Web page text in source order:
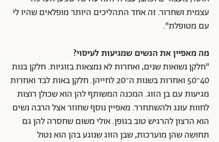
עצמית ושחרור. זה אחד התהליכים היותר מופלאים שהיו לי
עם מטופלת".
מה מאפיין את הנשים שמגיעות לעיסוי?
"חלקן נשואות שנים, ואחרות לא נמצאות בזוגיות. חלקן בנות
40־50 ואחרות בשנות ה־20 לחייהן. חלקן באות לבד ואחרות
מגיעות עם בן הזוג. המכנה המשותף להן הוא שכולן רוצות
לחוות עונג ולהשתחרר. מאפיין נוסף שחוזר אצל הרבה נשים
הוא הרצון להרגיש טוב בגופן. אולי משום שחסרה להן גם
תחושה שהן מוערכות, שבן הזוג שנוגע בהן הוא נטול